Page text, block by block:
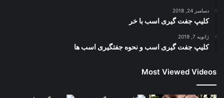
دسامبر 24, 2018
کلیپ جفت گیری اسب با خر
ژانویه 7, 2019
کلیپ جفت گیری اسب و نحوه جفتگیری اسب ها
Most Viewed Videos